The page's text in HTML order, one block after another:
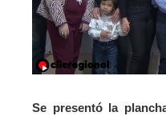
Se presentó la